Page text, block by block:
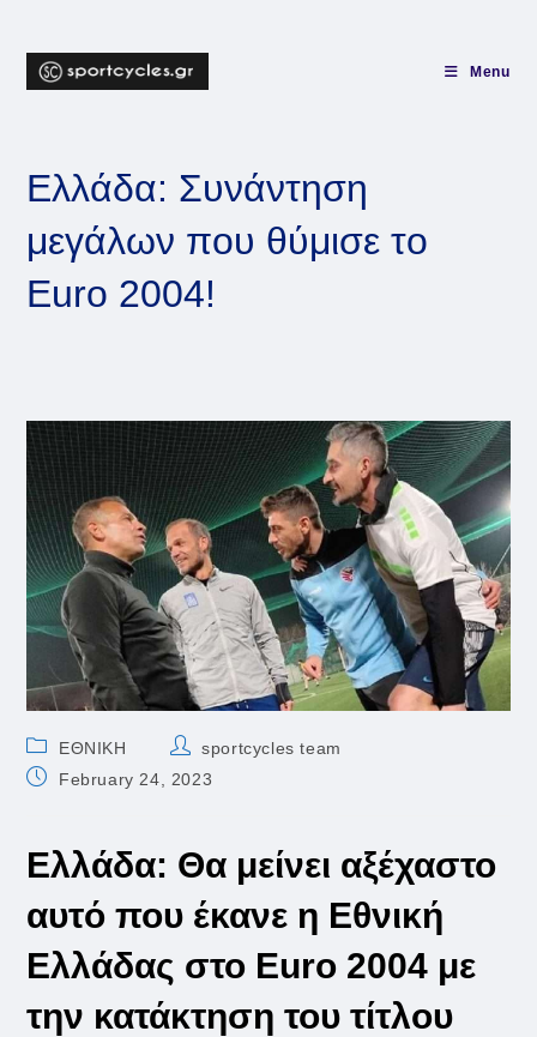
content
Menu
Ελλάδα: Συνάντηση
μεγάλων που θύμισε το
Euro 2004!
Post
category:
ΕΘΝΙΚΗ
Postsportcycles team
PostFebruary 24, 2023
Ελλάδα: Θα μείνει αξέχαστο
αυτό που έκανε η Εθνική
Ελλάδας στο Euro 2004 με
την κατάκτηση του τίτλου